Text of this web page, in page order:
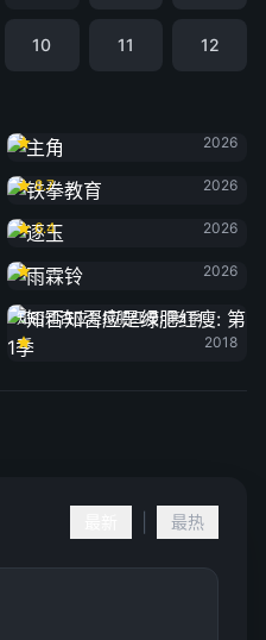
10 11 12
2026
铁拳教育
8.7
2026
逐玉
6.4
2026
雨霖铃
2026
知否知否应是绿肥红瘦: 第1季
2018
最热